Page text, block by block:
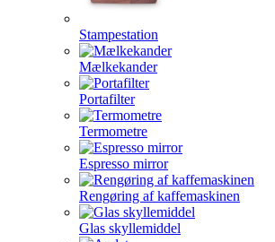
Stampestation
Mælkekander
Portafilter
Termometre
Espresso mirror
Rengøring af kaffemaskinen
Glas skyllemiddel